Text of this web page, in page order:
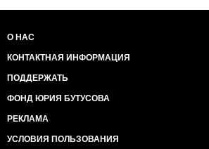
О НАС
КОНТАКТНАЯ ИНФОРМАЦИЯ
ПОДДЕРЖАТЬ
ФОНД ЮРИЯ БУТУСОВА
РЕКЛАМА
УСЛОВИЯ ПОЛЬЗОВАНИЯ